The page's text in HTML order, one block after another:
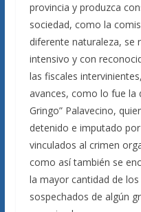
provincia y produzca
sociedad, como la
diferente naturaleza, se
intensivo y con
las fiscales
avances, como lo fue la
Gringo” Palavecino,
detenido e imputado
vinculados al crimen
como así también se
la mayor cantidad de
sospechados de algún